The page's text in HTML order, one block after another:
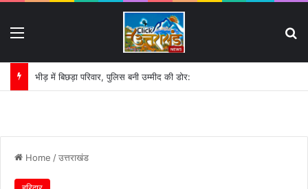
भीड़ में बिछड़ा परिवार, पुलिस बनी उम्मीद की डोर:
Home /उत्तराखंड